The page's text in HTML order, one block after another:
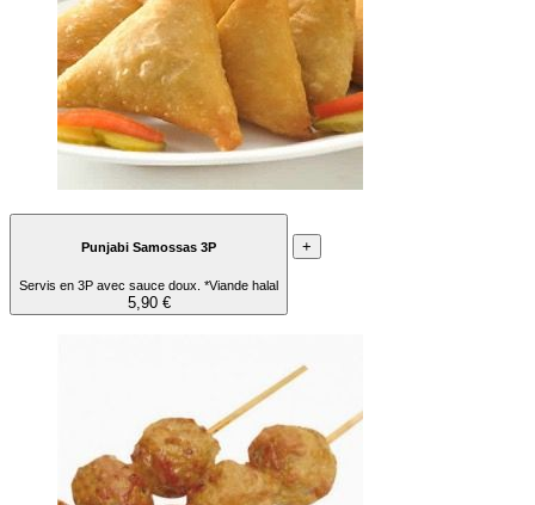
Punjabi Samossas 3P
Servis en 3P avec sauce doux. *Viande halal
5,90 €
+